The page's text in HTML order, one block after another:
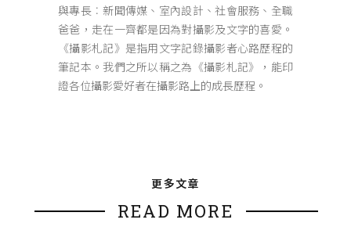
與專長︰新聞傳媒、室內設計、社會服務、全職
爸爸，走在一齊都是因為對攝影及文字的喜愛。
《攝影札記》是指用文字記錄攝影者心路歷程的
筆記本。我們之所以稱之為《攝影札記》，能印
證各位攝影愛好者在攝影路上的成長歷程。
更多文章
READ MORE